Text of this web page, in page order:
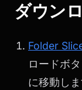
ダウン
Folder
ロードボ
に移動しま